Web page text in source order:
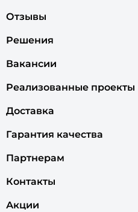
Отзывы
Решения
Вакансии
Реализованные проекты
Доставка
Гарантия качества
Партнерам
Контакты
Акции